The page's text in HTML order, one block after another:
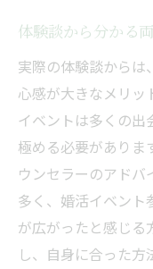
体験談から分かる
実際の体験談からは
心感が大きなメリッ
イベントは多くの出
極める必要がありま
ウンセラーのアド
多く、婚活イベント
が広がったと感じる
し、自身に合った方